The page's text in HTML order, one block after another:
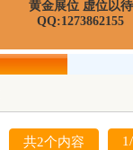
黄金展位 虚位以待
QQ:1273862155
共2个内容